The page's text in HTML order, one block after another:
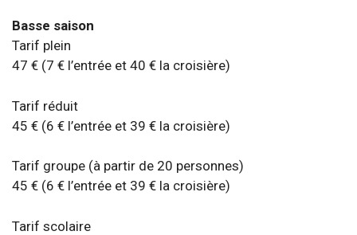
Basse saison
Tarif plein
47 € (7 € l’entrée et 40 € la croisière)
Tarif réduit
45 € (6 € l’entrée et 39 € la croisière)
Tarif groupe (à partir de 20 personnes)
45 € (6 € l’entrée et 39 € la croisière)
Tarif scolaire